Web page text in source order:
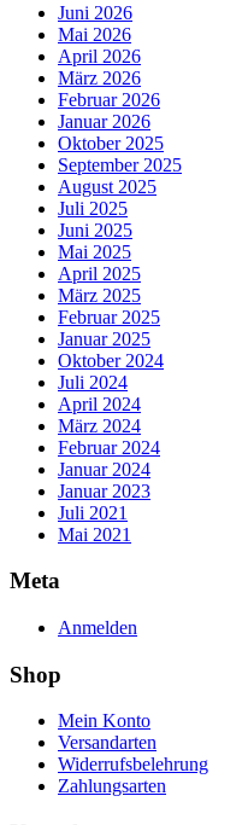
Juni 2026
Mai 2026
April 2026
März 2026
Februar 2026
Januar 2026
Oktober 2025
September 2025
August 2025
Juli 2025
Juni 2025
Mai 2025
April 2025
März 2025
Februar 2025
Januar 2025
Oktober 2024
Juli 2024
April 2024
März 2024
Februar 2024
Januar 2024
Januar 2023
Juli 2021
Mai 2021
Meta
Anmelden
Shop
Mein Konto
Versandarten
Widerrufsbelehrung
Zahlungsarten